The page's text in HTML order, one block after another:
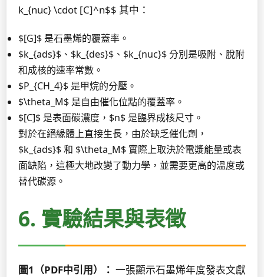
k_{nuc} \cdot [C]^n$$ 其中：
$[G]$ 是石墨烯的覆蓋率。
$k_{ads}$、$k_{des}$、$k_{nuc}$ 分別是吸附、脫附
和成核的速率常數。
$P_{CH_4}$ 是甲烷的分壓。
$\theta_M$ 是自由催化位點的覆蓋率。
$[C]$ 是表面碳濃度，$n$ 是臨界成核尺寸。
對於在絕緣體上直接生長，由於缺乏催化劑，
$k_{ads}$ 和 $\theta_M$ 實際上取決於電漿能量或表
面缺陷，這極大地改變了動力學，並需要更高的溫度或
替代碳源。
6. 實驗結果與表徵
圖1（PDF中引用）： 一張顯示石墨烯年度發表文獻